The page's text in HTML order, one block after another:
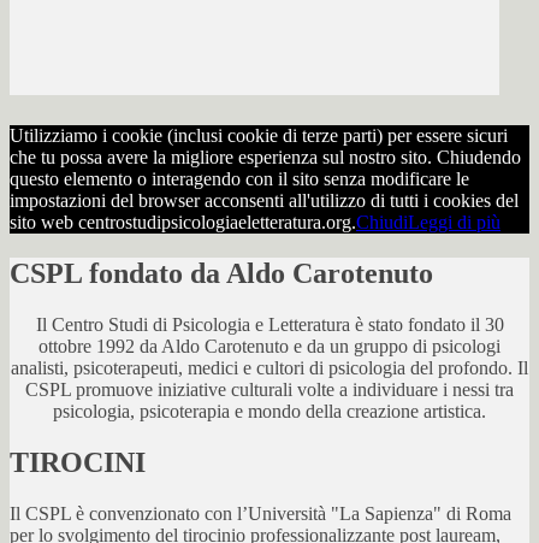
Utilizziamo i cookie (inclusi cookie di terze parti) per essere sicuri
che tu possa avere la migliore esperienza sul nostro sito. Chiudendo
questo elemento o interagendo con il sito senza modificare le
impostazioni del browser acconsenti all'utilizzo di tutti i cookies del
sito web centrostudipsicologiaeletteratura.org.ChiudiLeggi di più
CSPL fondato da Aldo Carotenuto
Il Centro Studi di Psicologia e Letteratura è stato fondato il 30
ottobre 1992 da Aldo Carotenuto e da un gruppo di psicologi
analisti, psicoterapeuti, medici e cultori di psicologia del profondo. Il
CSPL promuove iniziative culturali volte a individuare i nessi tra
psicologia, psicoterapia e mondo della creazione artistica.
TIROCINI
Il CSPL è convenzionato con l’Università "La Sapienza" di Roma
per lo svolgimento del tirocinio professionalizzante post lauream,